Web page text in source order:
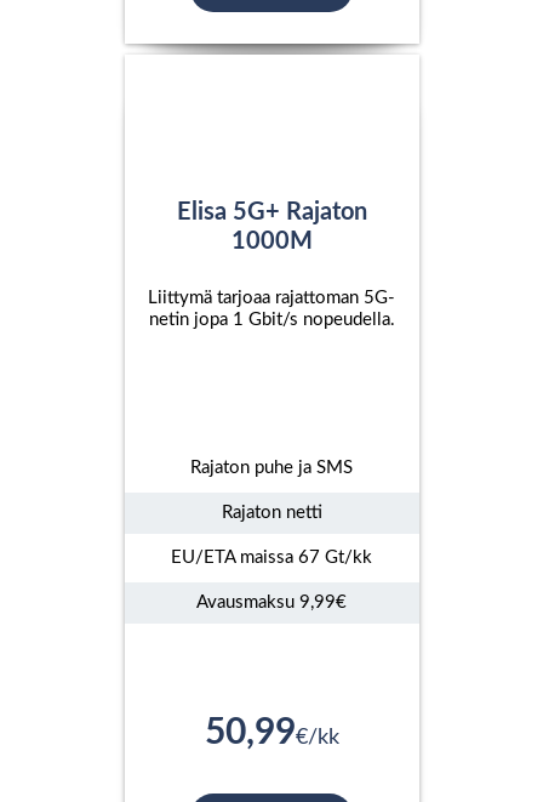
Elisa 5G+ Rajaton
1000M
Liittymä tarjoaa rajattoman 5G-
netin jopa 1 Gbit/s nopeudella.
Rajaton puhe ja SMS
Rajaton netti
EU/ETA maissa 67 Gt/kk
Avausmaksu 9,99€
50,99€/kk